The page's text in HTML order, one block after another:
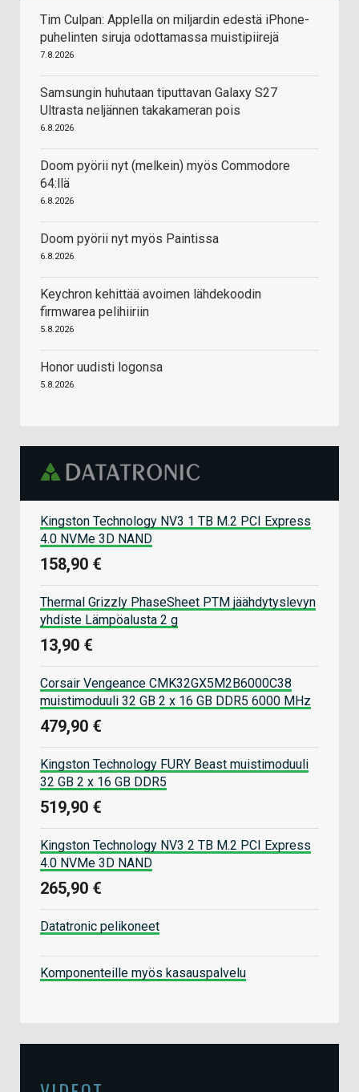
Tim Culpan: Applella on miljardin edestä iPhone-
puhelinten siruja odottamassa muistipiirejä
7.8.2026
Samsungin huhutaan tiputtavan Galaxy S27
Ultrasta neljännen takakameran pois
6.8.2026
Doom pyörii nyt (melkein) myös Commodore
64:llä
6.8.2026
Doom pyörii nyt myös Paintissa
6.8.2026
Keychron kehittää avoimen lähdekoodin
firmwarea pelihiiriin
5.8.2026
Honor uudisti logonsa
5.8.2026
Kingston Technology NV3 1 TB M.2 PCI Express
4.0 NVMe 3D NAND
158,90 €
Thermal Grizzly PhaseSheet PTM jäähdytyslevyn
yhdiste Lämpöalusta 2 g
13,90 €
Corsair Vengeance CMK32GX5M2B6000C38
muistimoduuli 32 GB 2 x 16 GB DDR5 6000 MHz
479,90 €
Kingston Technology FURY Beast muistimoduuli
32 GB 2 x 16 GB DDR5
519,90 €
Kingston Technology NV3 2 TB M.2 PCI Express
4.0 NVMe 3D NAND
265,90 €
Datatronic pelikoneet
Komponenteille myös kasauspalvelu